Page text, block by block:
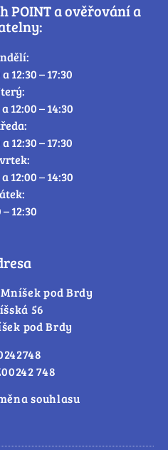
POINT a ověřování a
12:30 – 17:30
12:00 – 14:30
12:30 – 17:30
12:00 – 14:30
– 12:30
pod Brdy
56
pod Brdy
748
souhlasu